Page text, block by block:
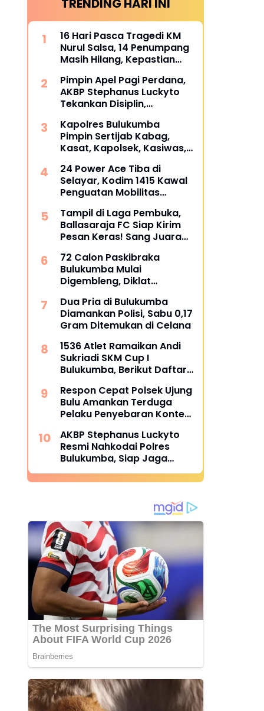
TRENDING HARI INI
16 Hari Pasca Tragedi KM
Nurul Salsa, 14 Penumpang
Masih Hilang, Kepastian
dipertanyakan
Pimpin Apel Pagi Perdana,
AKBP Stephanus Luckyto
Tekankan Disiplin,
terhadap Organisasi
Kapolres Bulukumba
Pimpin Sertijab Kabag,
Kasat, Kapolsek, Kasiwas,
ini daftarnya
24 Power Ace Tiba di
Selayar, Kodim 1415 Kawal
Penguatan Mobilitas
Tampil di Laga Pembuka,
Ballasaraja FC Siap Kirim
Pesan Keras! Sang Juara
Sempurna di Piala
Kemerdekaan Bulukumpa
2026
72 Calon Paskibraka
Bulukumba Mulai
Digembleng, Diklat
Dua Pria di Bulukumba
Diamankan Polisi, Sabu 0,17
Gram Ditemukan di Celana
1536 Atlet Ramaikan Andi
Sukriadi SKM Cup I
Bulukumba, Berikut Daftar
Respon Cepat Polsek Ujung
Bulu Amankan Terduga
Pelaku Penyebaran Konten
AKBP Stephanus Luckyto
Resmi Nahkodai Polres
Bulukumba, Siap Jaga
Kondusivitas Wilayah